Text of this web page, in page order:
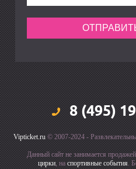
8 (495)
Vipticket.ru© 2007-2024 -
Данный сайт не занимается
цирки, наспортивные события.